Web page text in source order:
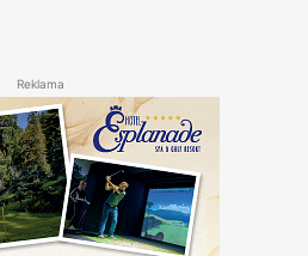
Reklama